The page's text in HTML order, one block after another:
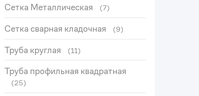
Сетка Металлическая (7)
Сетка сварная кладочная (9)
Труба круглая (11)
Труба профильная квадратная
(25)